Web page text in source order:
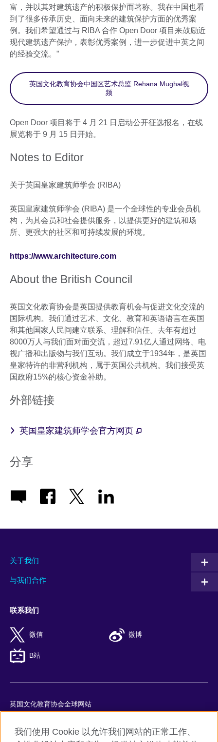
富，并以其对建筑遗产的积极保护而著称。我在中国也看
到了很多传承历史、面向未来的建筑保护方面的优秀案
例。我们希望通过与 RIBA 合作 Open Door 项目来鼓励近
现代建筑遗产保护，表彰优秀案例，进一步促进中英之间
的经验交流。”
英国文化教育协会中国区艺术总监 Rehana Mughal视
频
Open Door 项目将于 4 月 21 日启动公开征选报名，在线
展览将于 9 月 15 日开始。
Notes to Editor
关于英国皇家建筑师学会 (RIBA)
英国皇家建筑师学会 (RIBA) 是一个全球性的专业会员机
构，为其会员和社会提供服务，以提供更好的建筑和场
所、更强大的社区和可持续发展的环境。
https://www.architecture.com
About the British Council
英国文化教育协会是英国提供教育机会与促进文化交流的
国际机构。我们通过艺术、文化、教育和英语语言在英国
和其他国家人民间建立联系、理解和信任。去年有超过
8000万人与我们面对面交流，超过7.91亿人通过网络、电
视广播和出版物与我们互动。我们成立于1934年，是英国
皇家特许的非营利机构，属于英国公共机构。我们接受英
国政府15%的核心资金补助。
外部链接
英国皇家建筑师学会官方网页
分享
关于我们
与我们合作
联系我们
微信 微博
B站
英国文化教育协会全球网站
Cookie
我们使用 Cookie 以允许我们网站的正常工作、